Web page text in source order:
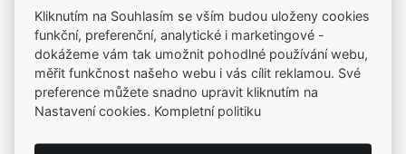
Kód zboží: E0000213
MOISS stříbrné
náušnice KVĚTINA
375,00 Kč
Kód zboží: E0000214
MOISS stříbrné
náušnice KVĚTINA
375,00 Kč
Kliknutím na Souhlasím se vším budou uloženy cookies
funkční, preferenční, analytické i marketingové -
dokážeme vám tak umožnit pohodlné používání webu,
měřit funkčnost našeho webu i vás cílit reklamou. Své
preference můžete snadno upravit kliknutím na
Nastavení cookies. Kompletní politiku